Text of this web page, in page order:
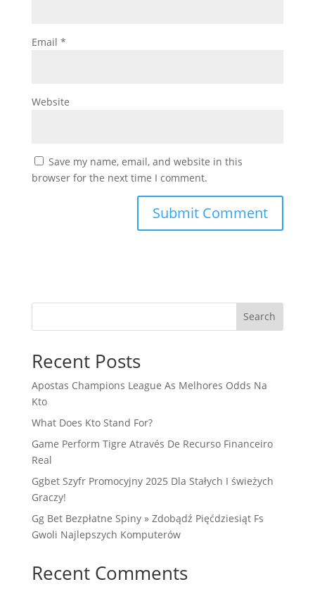
Email *
Website
Save my name, email, and website in this
browser for the next time I comment.
Search
Recent Posts
Apostas Champions League As Melhores Odds Na
Kto
What Does Kto Stand For?
Game Perform Tigre Através De Recurso Financeiro
Real
Ggbet Szyfr Promocyjny 2025 Dla Stałych I świeżych
Graczy!
Gg Bet Bezpłatne Spiny » Zdobądź Pięćdziesiąt Fs
Gwoli Najlepszych Komputerów
Recent Comments